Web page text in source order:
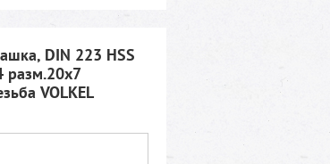
DIN 223 HSS
разм.20х7
VOLKEL